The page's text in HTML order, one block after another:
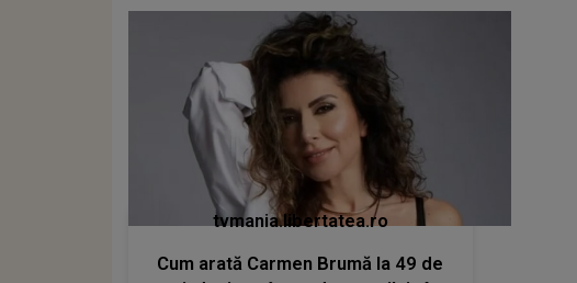
tvmania.libertatea.ro
Cum arată Carmen Brumă la 49 de